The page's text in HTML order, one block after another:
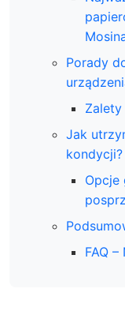
Porady
Jak
kondycji?
Opcje
FAQ